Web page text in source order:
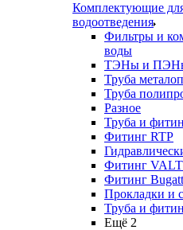
Комплектующие
водоотведения
Фильтры и
воды
ТЭНы и ПЭНы
Труба
Труба
Разное
Труба и
Фитинг RTP
Фитинг
Фитинг
Прокладки и
Труба и
Ещё 2